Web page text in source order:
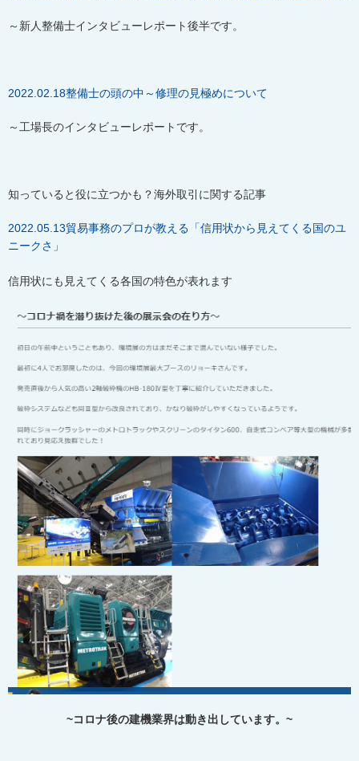
～新人整備士インタビューレポート後半です。
2022.02.18整備士の頭の中～修理の見極めについて
～工場長のインタビューレポートです。
知っていると役に立つかも？海外取引に関する記事
2022.05.13貿易事務のプロが教える「信用状から見えてくる国のユ
ニークさ」
信用状にも見えてくる各国の特色が表れます
~コロナ後の建機業界は動き出しています。~